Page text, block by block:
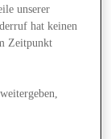
unserer
hat keinen
Zeitpunkt